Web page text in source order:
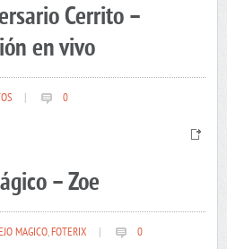
Cerrito –
en vivo
0
– Zoe
MAGICO,FOTERIX 0